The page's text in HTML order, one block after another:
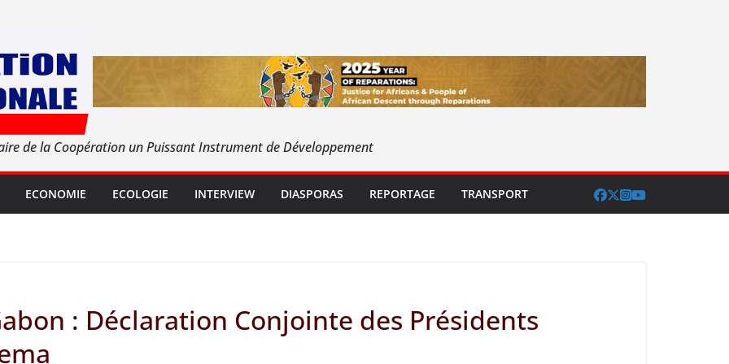
de la Coopération un Puissant Instrument de Développement
ECONOMIE ECOLOGIE INTERVIEW DIASPORAS REPORTAGE TRANSPORT
: Déclaration Conjointe des Présidents